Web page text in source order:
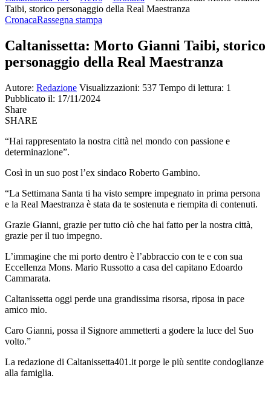
Taibi, storico personaggio della Real Maestranza
CronacaRassegna stampa
Caltanissetta: Morto Gianni Taibi, storico
personaggio della Real Maestranza
Autore: Redazione Visualizzazioni: 537 Tempo di lettura: 1
Pubblicato il: 17/11/2024
Share
SHARE
“Hai rappresentato la nostra città nel mondo con passione e
determinazione”.
Così in un suo post l’ex sindaco Roberto Gambino.
“La Settimana Santa ti ha visto sempre impegnato in prima persona
e la Real Maestranza è stata da te sostenuta e riempita di contenuti.
Grazie Gianni, grazie per tutto ciò che hai fatto per la nostra città,
grazie per il tuo impegno.
L’immagine che mi porto dentro è l’abbraccio con te e con sua
Eccellenza Mons. Mario Russotto a casa del capitano Edoardo
Cammarata.
Caltanissetta oggi perde una grandissima risorsa, riposa in pace
amico mio.
Caro Gianni, possa il Signore ammetterti a godere la luce del Suo
volto.”
La redazione di Caltanissetta401.it porge le più sentite condoglianze
alla famiglia.